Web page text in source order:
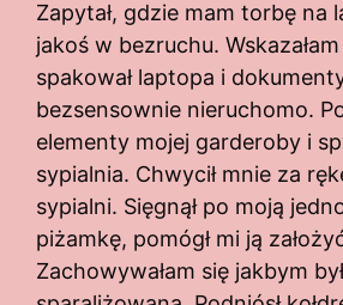
Zapytał, gdzie mam torbę na
jakoś w bezruchu.
spakował laptopa i
bezsensownie nieruchomo.
elementy mojej garderoby i
sypialnia. Chwycił mnie za
sypialni. Sięgnął po moją
piżamkę, pomógł mi ją
Zachowywałam się jakbym